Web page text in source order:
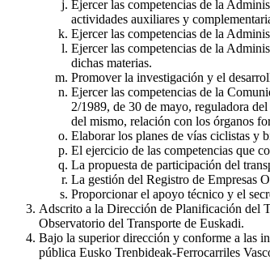
Ejercer las competencias de la
actividades auxiliares y
Ejercer las competencias de la
Ejercer las competencias de la
dichas materias.
Promover la investigación y el
Ejercer las competencias de la
2/1989, de 30 de mayo, reguladora
del mismo, relación con los órganos
Elaborar los planes de vías ciclistas y
El ejercicio de las competencias que
La propuesta de participación del
La gestión del Registro de Empresas
Proporcionar el apoyo técnico y el
Adscrito a la Dirección de Planificación del
Observatorio del Transporte de Euskadi.
Bajo la superior dirección y conforme a las
pública Eusko Trenbideak-Ferrocarriles